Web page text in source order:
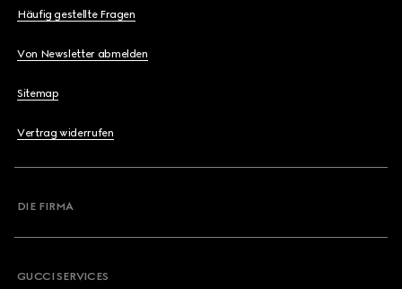
Häufig gestellte Fragen
Von Newsletter abmelden
Sitemap
Vertrag widerrufen
DIE FIRMA
GUCCI SERVICES